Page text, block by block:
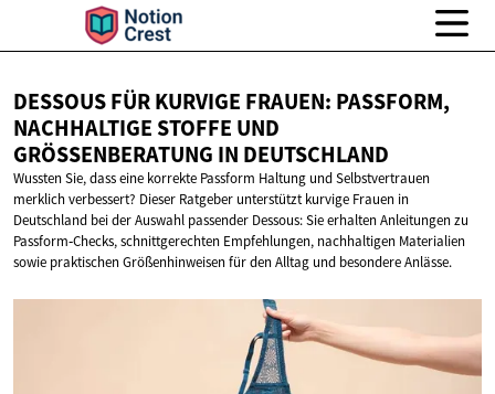
DESSOUS FÜR KURVIGE FRAUEN: PASSFORM,
NACHHALTIGE STOFFE UND
GRÖSSENBERATUNG IN DEUTSCHLAND
Wussten Sie, dass eine korrekte Passform Haltung und Selbstvertrauen
merklich verbessert? Dieser Ratgeber unterstützt kurvige Frauen in
Deutschland bei der Auswahl passender Dessous: Sie erhalten Anleitungen zu
Passform‑Checks, schnittgerechten Empfehlungen, nachhaltigen Materialien
sowie praktischen Größenhinweisen für den Alltag und besondere Anlässe.